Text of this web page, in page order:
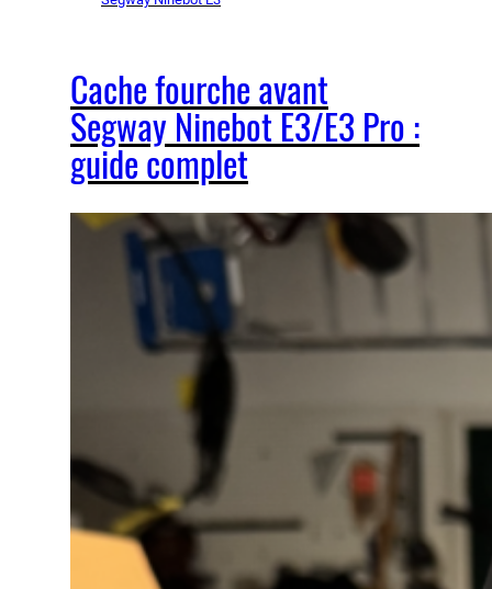
Cache fourche avant
Segway Ninebot E3/E3 Pro :
guide complet